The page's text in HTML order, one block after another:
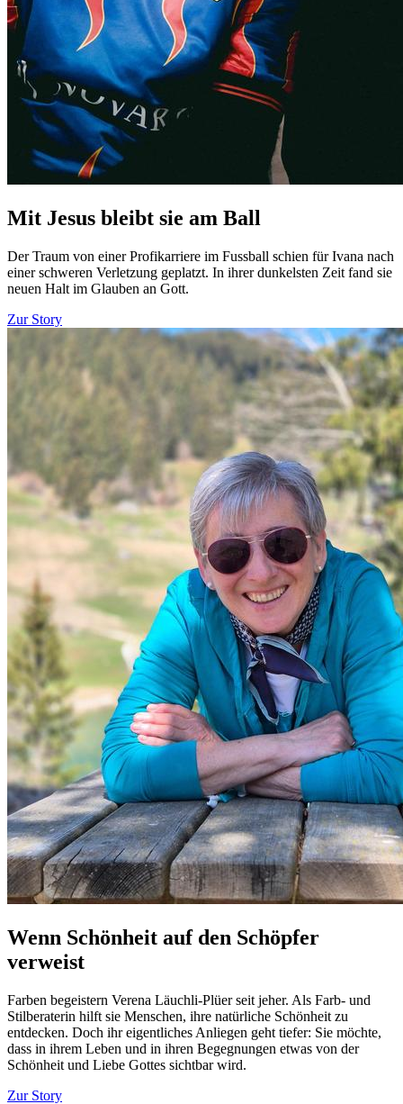
Mit Jesus bleibt sie am Ball
Der Traum von einer Profikarriere im Fussball schien für Ivana nach
einer schweren Verletzung geplatzt. In ihrer dunkelsten Zeit fand sie
neuen Halt im Glauben an Gott.
Zur Story
Wenn Schönheit auf den Schöpfer
verweist
Farben begeistern Verena Läuchli-Plüer seit jeher. Als Farb- und
Stilberaterin hilft sie Menschen, ihre natürliche Schönheit zu
entdecken. Doch ihr eigentliches Anliegen geht tiefer: Sie möchte,
dass in ihrem Leben und in ihren Begegnungen etwas von der
Schönheit und Liebe Gottes sichtbar wird.
Zur Story